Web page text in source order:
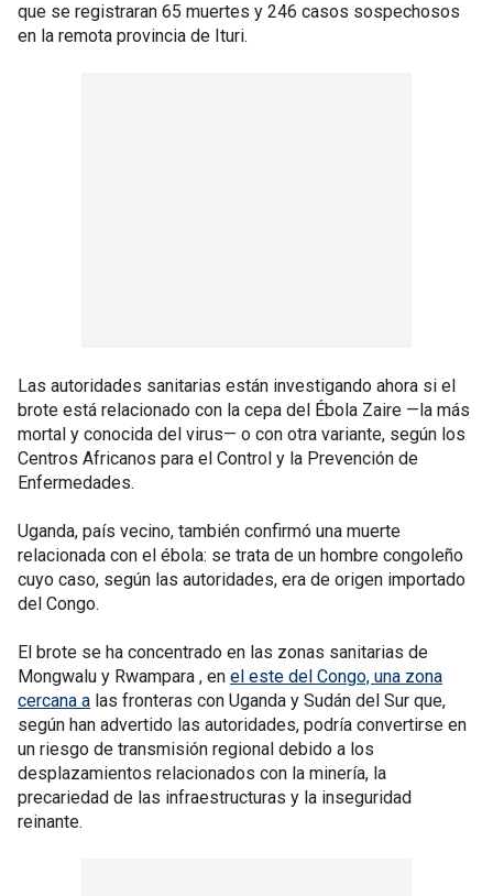
que se registraran 65 muertes y 246 casos sospechosos
en la remota provincia de Ituri.
Las autoridades sanitarias están investigando ahora si el
brote está relacionado con la cepa del Ébola Zaire —la más
mortal y conocida del virus— o con otra variante, según los
Centros Africanos para el Control y la Prevención de
Enfermedades.
Uganda, país vecino, también confirmó una muerte
relacionada con el ébola: se trata de un hombre congoleño
cuyo caso, según las autoridades, era de origen importado
del Congo.
El brote se ha concentrado en las zonas sanitarias de
Mongwalu y Rwampara , en el este del Congo, una zona
cercana a las fronteras con Uganda y Sudán del Sur que,
según han advertido las autoridades, podría convertirse en
un riesgo de transmisión regional debido a los
desplazamientos relacionados con la minería, la
precariedad de las infraestructuras y la inseguridad
reinante.